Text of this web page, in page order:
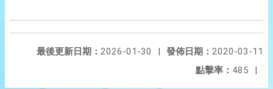
發佈日期： 2020-03-11
最後更新日期： 2026-01-30
|
點擊率： 485 |